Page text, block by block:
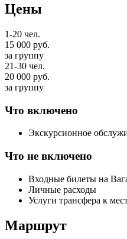
Цены
1-20 чел.
15 000 руб.
за группу
21-30 чел.
20 000 руб.
за группу
Что включено
Экскурсионное
Что не включено
Входные билеты на
Личные расходы
Услуги трансфера к
Маршрут